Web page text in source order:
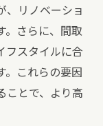
、リノベーショ
。さらに、間取
フスタイルに合
。これらの要因
ことで、より高